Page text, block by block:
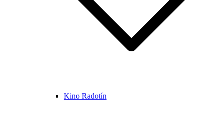
Kino Radotín